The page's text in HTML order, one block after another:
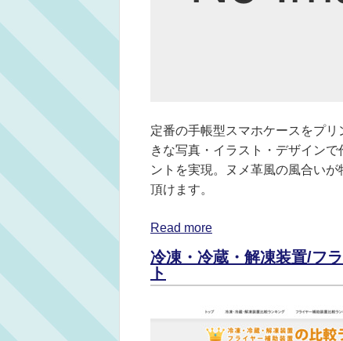
定番の手帳型スマホケースをプ
きな写真・イラスト・デザイン
ントを実現。ヌメ革風の風合い
頂けます。
Read more
冷凍・冷蔵・解凍装置/フ
ト